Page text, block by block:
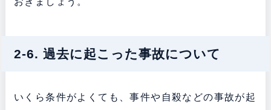
2-6. 過去に起こった事故について
いくら条件がよくても、事件や自殺などの事故が起